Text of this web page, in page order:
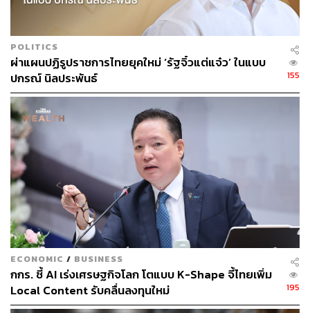
อนาคตของ Intel ยังคงเต็มไปด้วยความไม่แน่นอน แต่สิ่งหนึ่ง
ที่แน่ชัดคือ บริษัทต้องเร่งปรับตัวและพัฒนาอย่างรวดเร็ว เพื่อ
รักษาสถานะผู้นำในอุตสาหกรรมเซมิคอนดักเตอร์ และกลับ
มาสร้างความเชื่อมั่นให้กับนักลงทุนอีกครั้ง
อ้างอิง:
https://www.wsj.com/tech/intel-too-big-to-turn-too-vita
l-to-fail-73eae075
สามารถติดตาม THE STANDARD WEALTH
ผ่านแอปพลิเคชันต่างๆ ที่คุณสะดวกหรือใช้งานอยู่แล้วได้เลย
TAGS: อุตสาหกรรมชิปเซ็ต
อุตสาหกรรมเซมิคอนดักเตอร์
Semiconductor
AMD เซมิคอนดักเตอร์
ปัญญาประดิษฐ์ (Artificial intelligence - AI)
Intel
POLITICS
ผ่าแผนปฏิรูปราชการไทยยุคใหม่ ‘รัฐจิ๋วแต่แจ๋ว’ ในแบบ
ปกรณ์ นิลประพันธ์
155
ECONOMIC / BUSINESS
กกร. ชี้ AI เร่งเศรษฐกิจโลก โตแบบ K-Shape จี้ไทยเพิ่ม
Local Content รับคลื่นลงทุนใหม่
195